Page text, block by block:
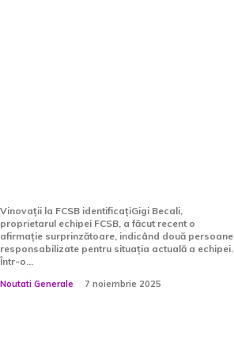
Vinovații la FCSB identificațiGigi Becali,
proprietarul echipei FCSB, a făcut recent o
afirmație surprinzătoare, indicând două persoane
responsabilizate pentru situația actuală a echipei.
Într-o...
Noutati Generale 7 noiembrie 2025